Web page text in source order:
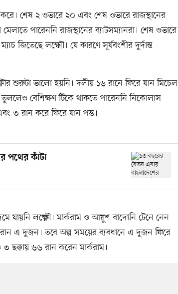
শেষ ২ ওভারে ২০ এবং শেষ ওভারে রাজস্থানের
পারেননি রাজস্থানের ব্যাটসম্যানরা। শেষ ওভারে
জিতেছে লক্ষ্মৌ। যে কারণে সূর্যবংশীর দুর্দান্ত
শুরুটা ভালো হয়নি। দলীয় ১৬ রানে ফিরে যান মিচেল
বেশিক্ষণ টিকে থাকতে পারেননি নিকোলাস
৩ রান করে ফিরে যান পন্ত।
পথের কাঁটা
যায়নি লক্ষ্ণৌ। মার্করাম ও আয়ুশ বাদোনি টেনে নেন
এ দুজন। তবে অল্প সময়ের ব্যবধানে এ দুজন ফিরে
ছক্কায় ৬৬ রান করেন মার্করাম।